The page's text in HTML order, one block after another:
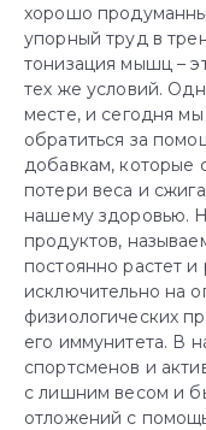
хорошо
упорный труд в
тонизация мышц –
тех же условий.
месте, и сегодня
обратиться за
добавкам, которые
потери веса и
нашему здоровью.
продуктов,
постоянно растет и
исключительно на
физиологических
его иммунитета. В
спортсменов и
с лишним весом и
отложений с